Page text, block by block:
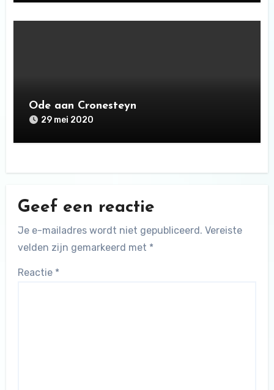
Ode aan Cronesteyn
29 mei 2020
Geef een reactie
Je e-mailadres wordt niet gepubliceerd. Vereiste
velden zijn gemarkeerd met *
Reactie *